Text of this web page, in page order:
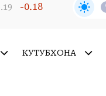
-0.18
КУТУБХОНА